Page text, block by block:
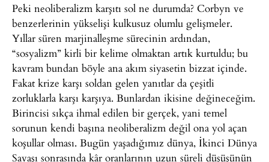
Peki neoliberalizm karşıtı sol ne durumda? Corbyn ve
benzerlerinin yükselişi kulkusuz olumlu gelişmeler.
Yıllar süren marjinalleşme sürecinin ardından,
“sosyalizm” kirli bir kelime olmaktan artık kurtuldu; bu
kavram bundan böyle ana akım siyasetin bizzat içinde.
Fakat krize karşı soldan gelen yanıtlar da çeşitli
zorluklarla karşı karşıya. Bunlardan ikisine değineceğim.
Birincisi sıkça ihmal edilen bir gerçek, yani temel
sorunun kendi başına neoliberalizm değil ona yol açan
koşullar olması. Bugün yaşadığımız dünya, İkinci Dünya
Savaşı sonrasında kâr oranlarının uzun süreli düşüşünün